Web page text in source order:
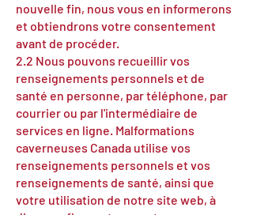
nouvelle fin, nous vous en informerons
et obtiendrons votre consentement
avant de procéder.
2.2 Nous pouvons recueillir vos
renseignements personnels et de
santé en personne, par téléphone, par
courrier ou par l'intermédiaire de
services en ligne. Malformations
caverneuses Canada utilise vos
renseignements personnels et vos
renseignements de santé, ainsi que
votre utilisation de notre site web, à